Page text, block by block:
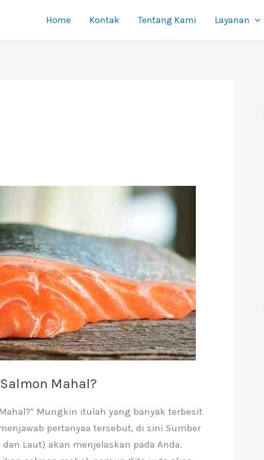
Home Kontak Tentang Kami Layanan
Mahal?
Mungkin itulah yang banyak terbesit
pertanyaa tersebut, di sini Sumber
Laut) akan menjelaskan pada Anda.